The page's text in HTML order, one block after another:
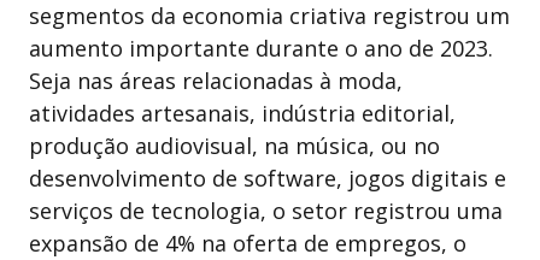
segmentos da economia criativa registrou um
aumento importante durante o ano de 2023.
Seja nas áreas relacionadas à moda,
atividades artesanais, indústria editorial,
produção audiovisual, na música, ou no
desenvolvimento de software, jogos digitais e
serviços de tecnologia, o setor registrou uma
expansão de 4% na oferta de empregos, o